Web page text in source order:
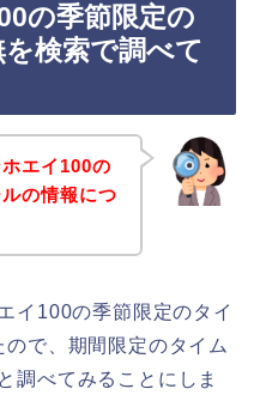
の季節限定の
検索で調べて
エイ100の
の情報につ
イ100の季節限定のタイ
で、期間限定のタイム
調べてみることにしま